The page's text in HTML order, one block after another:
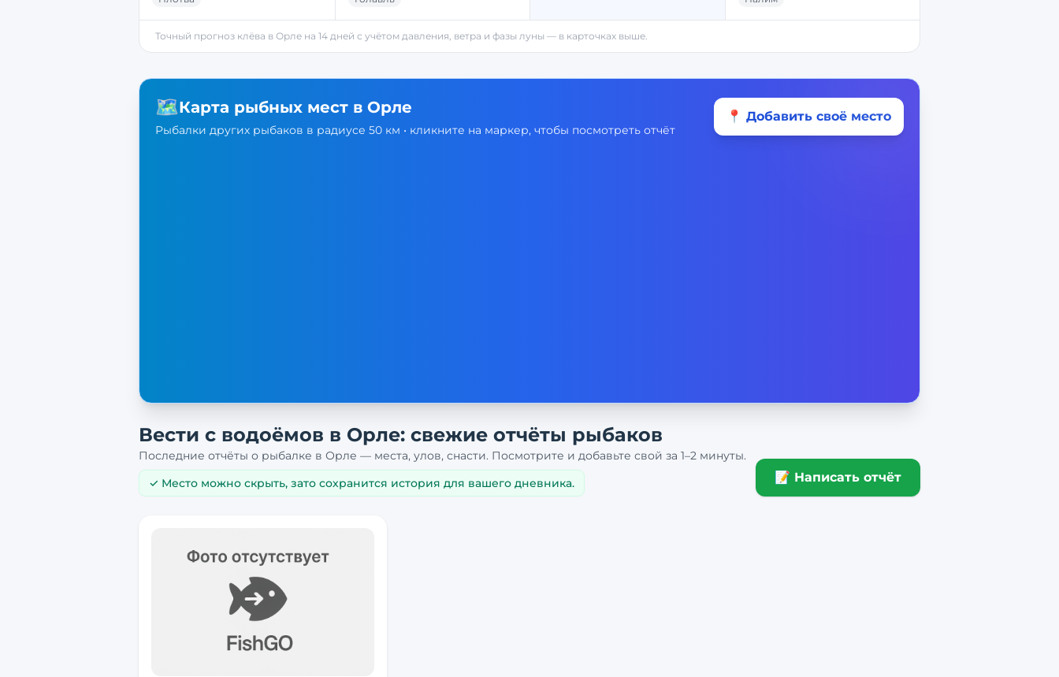
Точный прогноз клёва в Орле на 14 дней с учётом давления, ветра и фазы луны — в карточках выше.
🗺️Карта рыбных мест в Орле
Рыбалки других рыбаков в радиусе 50 км • кликните на маркер, чтобы посмотреть отчёт
📍 Добавить своё место
Вести с водоёмов в Орле: свежие отчёты рыбаков
Последние отчёты о рыбалке в Орле — места, улов, снасти. Посмотрите и добавьте свой за 1–2 минуты.
✓ Место можно скрыть, зато сохранится история для вашего дневника.
📝 Написать отчёт